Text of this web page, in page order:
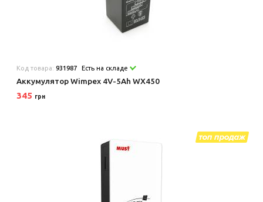
Код товара:931987 Есть на складе
Аккумулятор Wimpex 4V-5Ah WX450
345 грн